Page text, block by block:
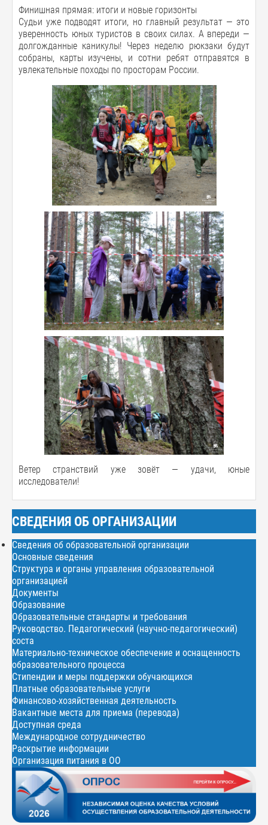
Финишная прямая: итоги и новые горизонты
Судьи уже подводят итоги, но главный результат — это
уверенность юных туристов в своих силах. А впереди —
долгожданные каникулы! Через неделю рюкзаки будут
собраны, карты изучены, и сотни ребят отправятся в
увлекательные походы по просторам России.
Ветер странствий уже зовёт — удачи, юные
исследователи!
СВЕДЕНИЯ ОБ ОРГАНИЗАЦИИ
Сведения об образовательной организации
Основные сведения
Структура и органы управления образовательной
организацией
Документы
Образование
Образовательные стандарты и требования
Руководство. Педагогический (научно-педагогический)
соста
Материально-техническое обеспечение и оснащенность
образовательного процесса
Стипендии и меры поддержки обучающихся
Платные образовательные услуги
Финансово-хозяйственная деятельность
Вакантные места для приема (перевода)
Доступная среда
Международное сотрудничество
Раскрытие информации
Организация питания в ОО